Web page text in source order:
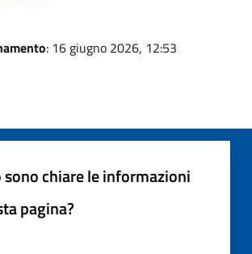
: 16 giugno 2026, 12:53
sono chiare le informazioni
pagina?